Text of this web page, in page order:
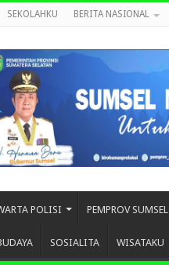
SEKOLAHKU BERITA NASIONAL
POLISI PEMPROV SUMSEL
SOSIALITA WISATAKU